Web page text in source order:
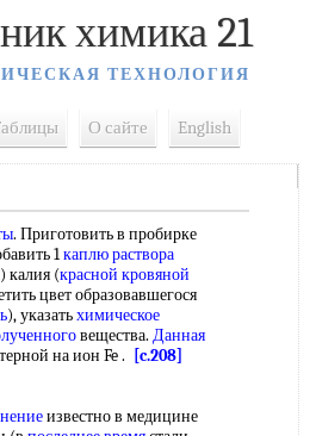
химика 21
ТЕХНОЛОГИЯ
О сайте English
. Приготовить в пробирке
1каплю раствора
калия (красной кровяной
цвет образовавшегося
), указатьхимическое
вещества. Данная
на ион Fe . [c.208]
известно в медицине